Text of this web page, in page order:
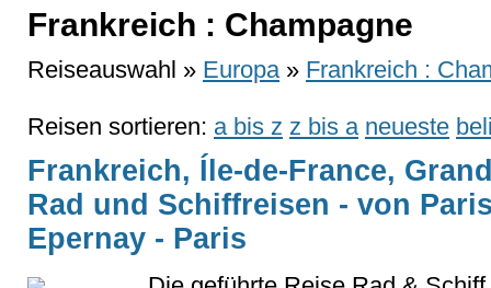
Frankreich : Champagne
Reiseauswahl » Europa » Frankreich :
Reisen sortieren: a bis z z bis a neueste
Frankreich, Íle-de-France,
Rad und Schiffreisen - von
Epernay - Paris